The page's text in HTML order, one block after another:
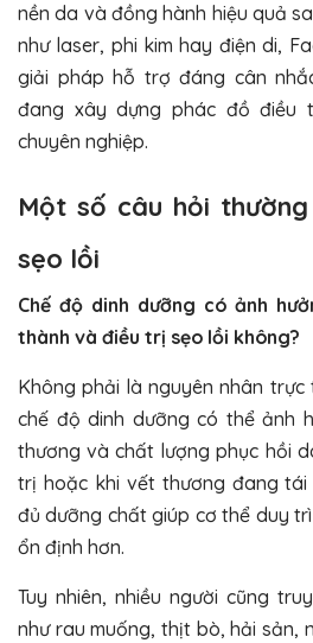
nền da và đồng hành hiệu quả
như laser, phi kim hay điện di,
giải pháp hỗ trợ đáng cân
đang xây dựng phác đồ điều
chuyên nghiệp.
Một số câu hỏi
sẹo lồi
Chế độ dinh dưỡng có ảnh
thành và điều trị sẹo lồi không?
Không phải là nguyên nhân
chế độ dinh dưỡng có thể ảnh
thương và chất lượng phục hồi
trị hoặc khi vết thương đang
đủ dưỡng chất giúp cơ thể duy
ổn định hơn.
Tuy nhiên, nhiều người cũng
như rau muống, thịt bò, hải sản,